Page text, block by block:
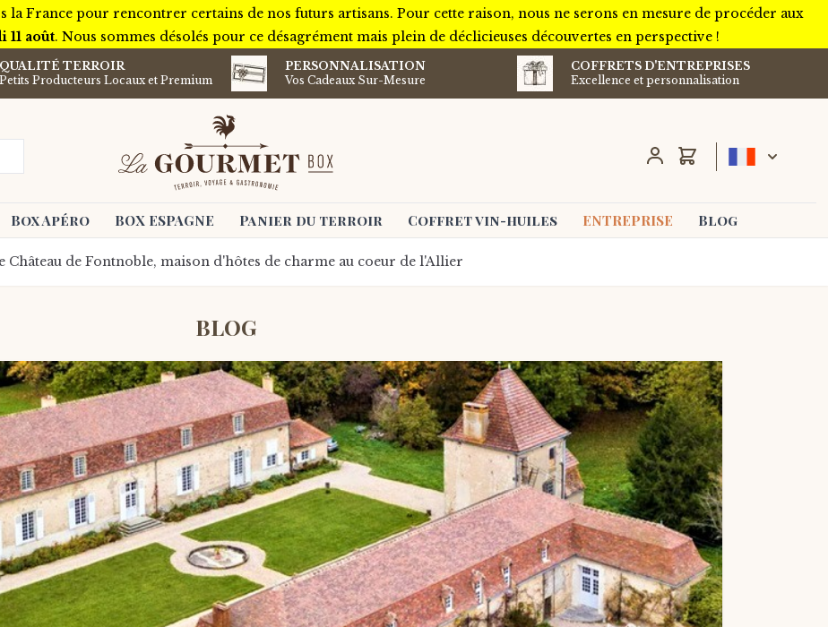
France pour rencontrer certains de nos futurs artisans. Pour cette raison, nous ne serons en mesure de procéder aux
août. Nous sommes désolés pour ce désagrément mais plein de déclicieuses découvertes en perspective !
QUALITÉ TERROIR
Petits Producteurs Locaux et Premium
PERSONNALISATION
Vos Cadeaux Sur-Mesure
COFFRETS D'ENTREPRISES
Excellence et personnalisation
Chariot
Box Apéro BOX ESPAGNE Panier du terroir Coffret vin-huiles ENTREPRISE Blog
Château de Fontnoble, maison d'hôtes de charme au coeur de l'Allier
BLOG